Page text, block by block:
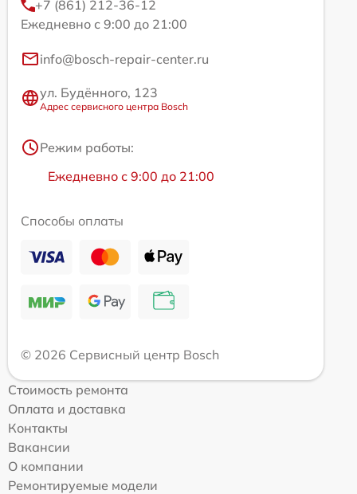
+7 (861) 212-36-12
Ежедневно с 9:00 до 21:00
info@bosch-repair-center.ru
ул. Будённого, 123
Адрес сервисного центра Bosch
Режим работы:
Ежедневно с 9:00 до 21:00
Способы оплаты
© 2026 Сервисный центр Bosch
Стоимость ремонта
Оплата и доставка
Контакты
Вакансии
О компании
Ремонтируемые модели